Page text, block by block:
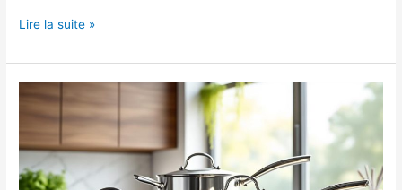
Test
avis
sur
poêle
Barazzoni
Le
Inoxidabili
Lire la suite »